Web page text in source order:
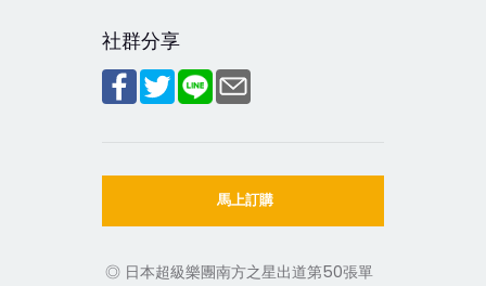
社群分享
馬上訂購
◎ 日本超級樂團南方之星出道第50張單